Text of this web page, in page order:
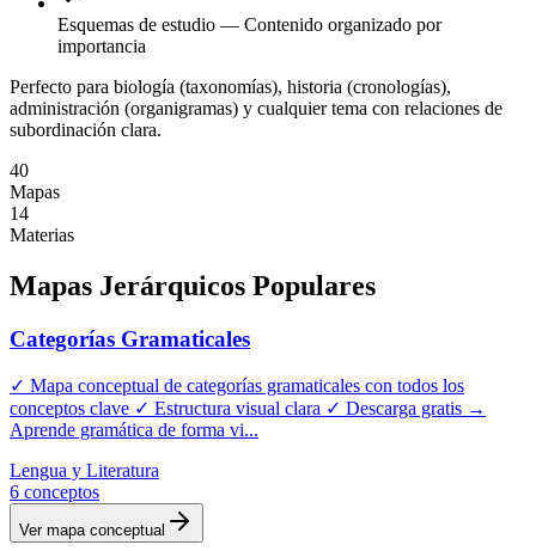
Esquemas de estudio — Contenido organizado por
importancia
Perfecto para biología (taxonomías), historia (cronologías),
administración (organigramas) y cualquier tema con relaciones de
subordinación clara.
40
Mapas
14
Materias
Mapas Jerárquicos Populares
Categorías Gramaticales
✓ Mapa conceptual de categorías gramaticales con todos los
conceptos clave ✓ Estructura visual clara ✓ Descarga gratis →
Aprende gramática de forma vi...
Lengua y Literatura
6 conceptos
Ver mapa conceptual